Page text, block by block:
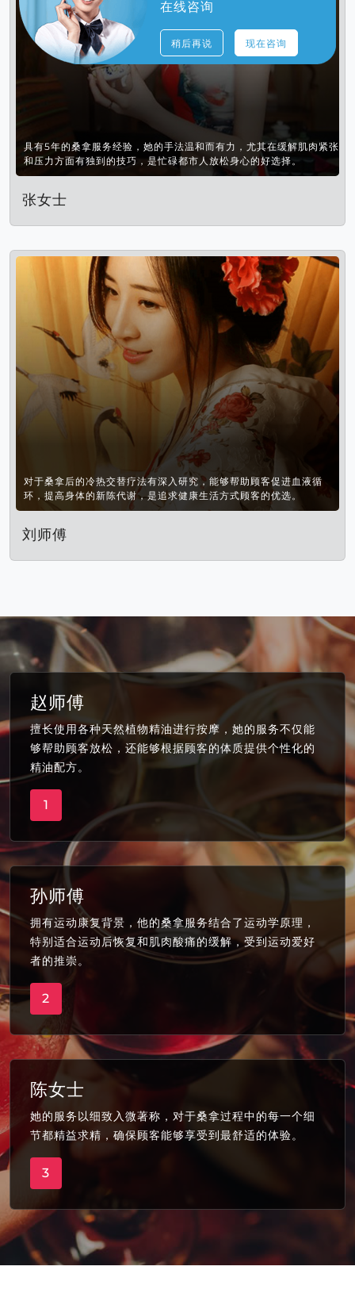
在线咨询
稍后再说 现在咨询
具有5年的桑拿服务经验，她的手法温和而有力，尤其在缓解肌肉紧张
和压力方面有独到的技巧，是忙碌都市人放松身心的好选择。
张女士
对于桑拿后的冷热交替疗法有深入研究，能够帮助顾客促进血液循
环，提高身体的新陈代谢，是追求健康生活方式顾客的优选。
刘师傅
赵师傅
擅长使用各种天然植物精油进行按摩，她的服务不仅能
够帮助顾客放松，还能够根据顾客的体质提供个性化的
精油配方。
1
孙师傅
拥有运动康复背景，他的桑拿服务结合了运动学原理，
特别适合运动后恢复和肌肉酸痛的缓解，受到运动爱好
者的推崇。
2
陈女士
她的服务以细致入微著称，对于桑拿过程中的每一个细
节都精益求精，确保顾客能够享受到最舒适的体验。
3